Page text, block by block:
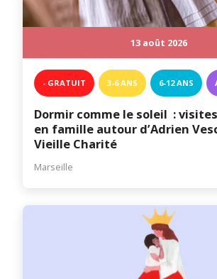
13 août 2026
- GRATUIT 3-6 ANS 6-12 ANS
Dormir comme le soleil :
en famille autour d’Adrien
Vieille Charité
Marseille